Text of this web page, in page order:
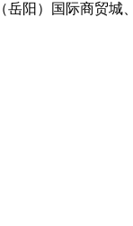
阳）国际商贸